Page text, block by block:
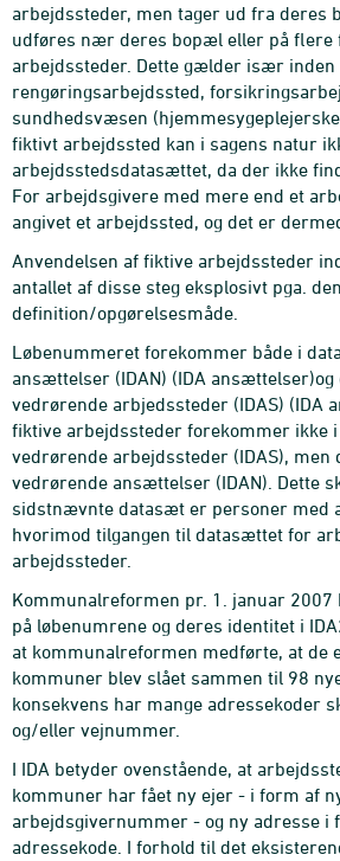
arbejdssteder, men tager ud fra deres
udføres nær deres bopæl eller på flere
arbejdssteder. Dette gælder især inden
rengøringsarbejdssted,
sundhedsvæsen
fiktivt arbejdssted kan i sagens natur
arbejdsstedsdatasættet, da der ikke
For arbejdsgivere med mere end et
angivet et arbejdssted, og det er
Anvendelsen af fiktive arbejdssteder
antallet af disse steg eksplosivt pga.
definition/opgørelsesmåde.
Løbenummeret forekommer både i
ansættelser (IDAN) (IDA
vedrørende arbjedssteder (IDAS) (IDA
fiktive arbejdssteder forekommer ikke
vedrørende arbejdssteder (IDAS),
vedrørende ansættelser (IDAN). Dette
sidstnævnte datasæt er personer med
hvorimod tilgangen til datasættet for
arbejdssteder.
Kommunalreformen pr. 1. januar
på løbenumrene og deres identitet i
at kommunalreformen medførte, at de
kommuner blev slået sammen til 98
konsekvens har mange adressekoder
og/eller vejnummer.
I IDA betyder ovenstående, at
kommuner har fået ny ejer - i form af
arbejdsgivernummer - og ny adresse i
adressekode. I forhold til det